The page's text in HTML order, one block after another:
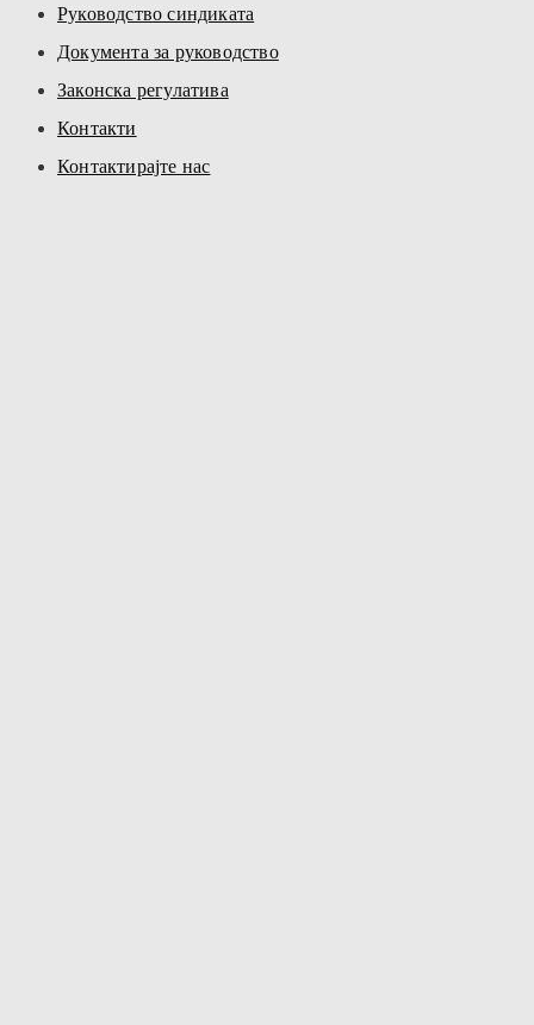
Руководство синдиката
Документа за руководство
Законска регулатива
Контакти
Контактирајте нас